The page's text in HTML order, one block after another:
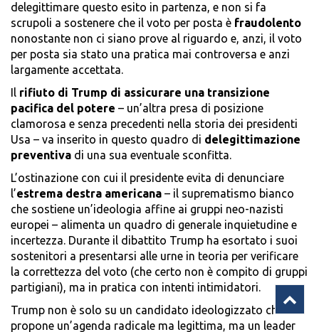
delegittimare questo esito in partenza, e non si fa
scrupoli a sostenere che il voto per posta è fraudolento
nonostante non ci siano prove al riguardo e, anzi, il voto
per posta sia stato una pratica mai controversa e anzi
largamente accettata.
Il rifiuto di Trump di assicurare una transizione
pacifica del potere – un’altra presa di posizione
clamorosa e senza precedenti nella storia dei presidenti
Usa – va inserito in questo quadro di delegittimazione
preventiva di una sua eventuale sconfitta.
L’ostinazione con cui il presidente evita di denunciare
l’estrema destra americana – il suprematismo bianco
che sostiene un’ideologia affine ai gruppi neo-nazisti
europei – alimenta un quadro di generale inquietudine e
incertezza. Durante il dibattito Trump ha esortato i suoi
sostenitori a presentarsi alle urne in teoria per verificare
la correttezza del voto (che certo non è compito di gruppi
partigiani), ma in pratica con intenti intimidatori.
Trump non è solo su un candidato ideologizzato che
propone un’agenda radicale ma legittima, ma un leader